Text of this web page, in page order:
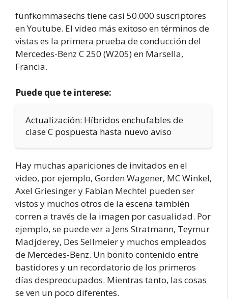
fünfkommasechs tiene casi 50.000 suscriptores
en Youtube. El video más exitoso en términos de
vistas es la primera prueba de conducción del
Mercedes-Benz C 250 (W205) en Marsella,
Francia.
Puede que te interese:
Actualización: Híbridos enchufables de
clase C pospuesta hasta nuevo aviso
Hay muchas apariciones de invitados en el
video, por ejemplo, Gorden Wagener, MC Winkel,
Axel Griesinger y Fabian Mechtel pueden ser
vistos y muchos otros de la escena también
corren a través de la imagen por casualidad. Por
ejemplo, se puede ver a Jens Stratmann, Teymur
Madjderey, Des Sellmeier y muchos empleados
de Mercedes-Benz. Un bonito contenido entre
bastidores y un recordatorio de los primeros
días despreocupados. Mientras tanto, las cosas
se ven un poco diferentes.